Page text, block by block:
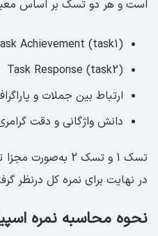
است و هر دو تسک بر اساس
Achievement (task1)
Task Response (task2)
ارتباط بین جملات و
دانش واژگانی و دقت
تسک 1 و تسک 2
در نهایت برای نمره کل درنظر
نحوه محاسبه نمره